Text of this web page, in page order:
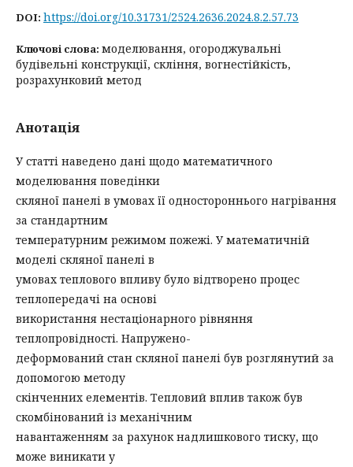
DOI: https://doi.org/10.31731/2524.2636.2024.8.2.57.73
Ключові слова: моделювання, огороджувальні
будівельні конструкції, скління, вогнестійкість,
розрахунковий метод
Анотація
У статті наведено дані щодо математичного
моделювання поведінки
скляної панелі в умовах її одностороннього нагрівання
за стандартним
температурним режимом пожежі. У математичній
моделі скляної панелі в
умовах теплового впливу було відтворено процес
теплопередачі на основі
використання нестаціонарного рівняння
теплопровідності. Напружено-
деформований стан скляної панелі був розглянутий за
допомогою методу
скінченних елементів. Тепловий вплив також був
скомбінований із механічним
навантаженням за рахунок надлишкового тиску, що
може виникати у